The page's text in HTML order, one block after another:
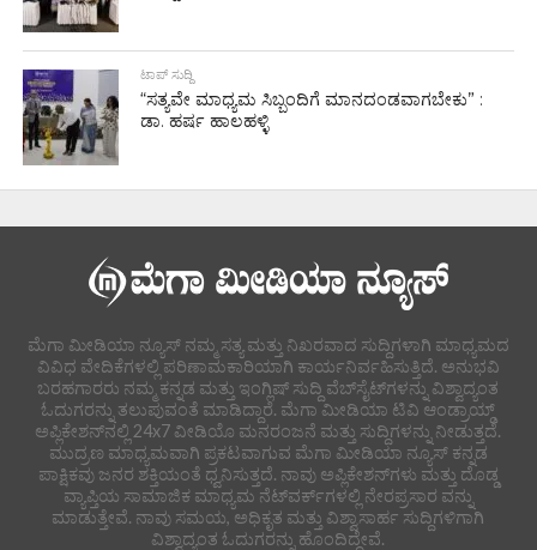
ಟಾಪ್ ಸುದ್ದಿ
“ಸತ್ಯವೇ ಮಾಧ್ಯಮ ಸಿಬ್ಬಂದಿಗೆ ಮಾನದಂಡವಾಗಬೇಕು” :
ಡಾ. ಹರ್ಷ ಹಾಲಹಳ್ಳಿ
ಮೆಗಾ ಮೀಡಿಯಾ ನ್ಯೂಸ್ ನಮ್ಮ ಸತ್ಯ ಮತ್ತು ನಿಖರವಾದ ಸುದ್ದಿಗಳಾಗಿ ಮಾಧ್ಯಮದ
ವಿವಿಧ ವೇದಿಕೆಗಳಲ್ಲಿ ಪರಿಣಾಮಕಾರಿಯಾಗಿ ಕಾರ್ಯನಿರ್ವಹಿಸುತ್ತಿದೆ. ಅನುಭವಿ
ಬರಹಗಾರರು ನಮ್ಮ ಕನ್ನಡ ಮತ್ತು ಇಂಗ್ಲಿಷ್ ಸುದ್ದಿ ವೆಬ್‌ಸೈಟ್‌ಗಳನ್ನು ವಿಶ್ವಾದ್ಯಂತ
ಓದುಗರನ್ನು ತಲುಪುವಂತೆ ಮಾಡಿದ್ದಾರೆ. ಮೆಗಾ ಮೀಡಿಯಾ ಟಿವಿ ಆಂಡ್ರಾಯ್ಡ್
ಅಪ್ಲಿಕೇಶನ್‌ನಲ್ಲಿ 24x7 ವೀಡಿಯೊ ಮನರಂಜನೆ ಮತ್ತು ಸುದ್ದಿಗಳನ್ನು ನೀಡುತ್ತದೆ.
ಮುದ್ರಣ ಮಾಧ್ಯಮವಾಗಿ ಪ್ರಕಟವಾಗುವ ಮೆಗಾ ಮೀಡಿಯಾ ನ್ಯೂಸ್ ಕನ್ನಡ
ಪಾಕ್ಷಿಕವು ಜನರ ಶಕ್ತಿಯಂತೆ ಧ್ವನಿಸುತ್ತದೆ. ನಾವು ಅಪ್ಲಿಕೇಶನ್‌ಗಳು ಮತ್ತು ದೊಡ್ಡ
ವ್ಯಾಪ್ತಿಯ ಸಾಮಾಜಿಕ ಮಾಧ್ಯಮ ನೆಟ್‌ವರ್ಕ್‌ಗಳಲ್ಲಿ ನೇರಪ್ರಸಾರ ವನ್ನು
ಮಾಡುತ್ತೇವೆ. ನಾವು ಸಮಯ, ಅಧಿಕೃತ ಮತ್ತು ವಿಶ್ವಾಸಾರ್ಹ ಸುದ್ದಿಗಳಿಗಾಗಿ
ವಿಶ್ವಾದ್ಯಂತ ಓದುಗರನ್ನು ಹೊಂದಿದ್ದೇವೆ.